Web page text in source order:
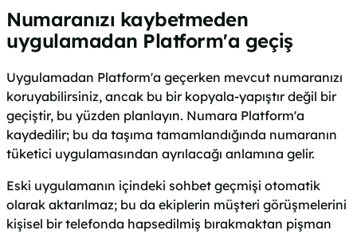
Numaranızı kaybetmeden
uygulamadan Platform'a geçiş
Uygulamadan Platform'a geçerken mevcut numaranızı
koruyabilirsiniz, ancak bu bir kopyala-yapıştır değil bir
geçiştir, bu yüzden planlayın. Numara Platform'a
kaydedilir; bu da taşıma tamamlandığında numaranın
tüketici uygulamasından ayrılacağı anlamına gelir.
Eski uygulamanın içindeki sohbet geçmişi otomatik
olarak aktarılmaz; bu da ekiplerin müşteri görüşmelerini
kişisel bir telefonda hapsedilmiş bırakmaktan pişman